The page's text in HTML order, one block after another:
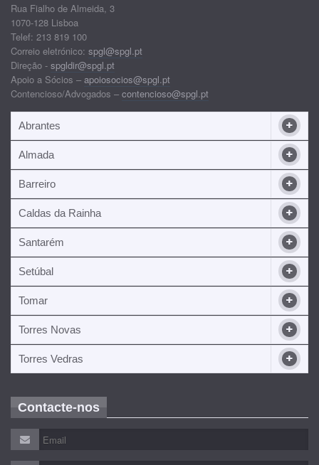
Rua Fialho de Almeida, 3
1070-128 Lisboa
Telef: 213 819 100
Correio eletrónico: spgl@spgl.pt
Direção - spgldir@spgl.pt
Apoio a Sócios – apoiosocios@spgl.pt
Contencioso/Advogados – contencioso@spgl.pt
Abrantes
Almada
Barreiro
Caldas da Rainha
Santarém
Setúbal
Tomar
Torres Novas
Torres Vedras
Contacte-nos